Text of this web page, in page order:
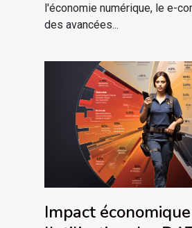
l'économie numérique, le e-
des avancées...
Impact